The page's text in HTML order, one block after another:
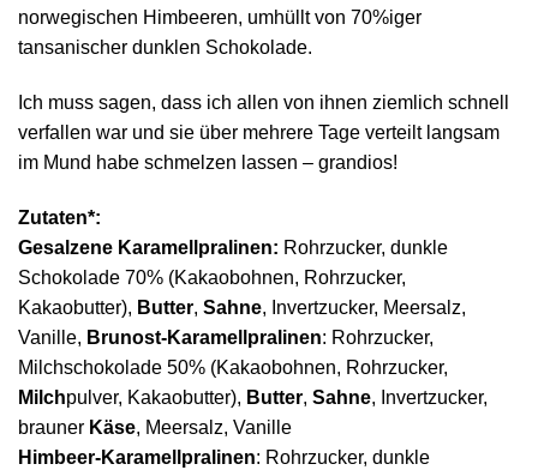
norwegischen Himbeeren, umhüllt von 70%iger
tansanischer dunklen Schokolade.
Ich muss sagen, dass ich allen von ihnen ziemlich schnell
verfallen war und sie über mehrere Tage verteilt langsam
im Mund habe schmelzen lassen – grandios!
Zutaten*:
Gesalzene Karamellpralinen: Rohrzucker, dunkle
Schokolade 70% (Kakaobohnen, Rohrzucker,
Kakaobutter), Butter, Sahne, Invertzucker, Meersalz,
Vanille, Brunost-Karamellpralinen: Rohrzucker,
Milchschokolade 50% (Kakaobohnen, Rohrzucker,
Milchpulver, Kakaobutter), Butter, Sahne, Invertzucker,
brauner Käse, Meersalz, Vanille
Himbeer-Karamellpralinen: Rohrzucker, dunkle